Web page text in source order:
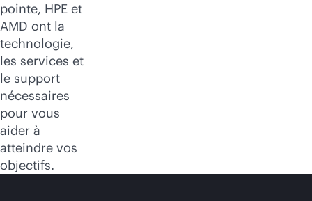
pointe, HPE et
AMD ont la
technologie,
les services et
le support
nécessaires
pour vous
aider à
atteindre vos
objectifs.